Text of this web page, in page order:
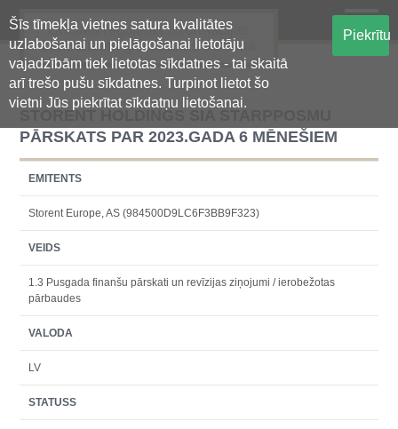
Šīs tīmekļa vietnes satura kvalitātes
uzlabošanai un pielāgošanai lietotāju
vajadzībām tiek lietotas sīkdatnes - tai skaitā
arī trešo pušu sīkdatnes. Turpinot lietot šo
vietni Jūs piekrītat sīkdatņu lietošanai.
Piekrītu
Oficiālā regulētās informācijas
centralizētā glabāšanas sistēma
STORENT HOLDINGS SIA STARPPOSMU
PĀRSKATS PAR 2023.GADA 6 MĒNEŠIEM
EMITENTS
Storent Europe, AS (984500D9LC6F3BB9F323)
VEIDS
1.3 Pusgada finanšu pārskati un revīzijas ziņojumi / ierobežotas
pārbaudes
VALODA
LV
STATUSS